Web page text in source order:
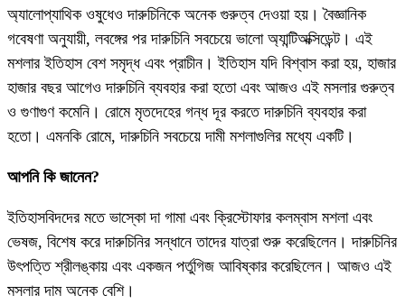
অ্যালোপ্যাথিক ওষুধেও দারুচিনিকে অনেক গুরুত্ব দেওয়া হয়। বৈজ্ঞানিক
গবেষণা অনুযায়ী, লবঙ্গের পর দারুচিনি সবচেয়ে ভালো অ্যান্টিঅক্সিডেন্ট। এই
মশলার ইতিহাস বেশ সমৃদ্ধ এবং প্রাচীন। ইতিহাস যদি বিশ্বাস করা হয়, হাজার
হাজার বছর আগেও দারুচিনি ব্যবহার করা হতো এবং আজও এই মসলার গুরুত্ব
ও গুণাগুণ কমেনি। রোমে মৃতদেহের গন্ধ দূর করতে দারুচিনি ব্যবহার করা
হতো। এমনকি রোমে, দারুচিনি সবচেয়ে দামী মশলাগুলির মধ্যে একটি।
আপনি কি জানেন?
ইতিহাসবিদদের মতে ভাস্কো দা গামা এবং ক্রিস্টোফার কলম্বাস মশলা এবং
ভেষজ, বিশেষ করে দারুচিনির সন্ধানে তাদের যাত্রা শুরু করেছিলেন। দারুচিনির
উৎপত্তি শ্রীলঙ্কায় এবং একজন পর্তুগিজ আবিষ্কার করেছিলেন। আজও এই
মসলার দাম অনেক বেশি।